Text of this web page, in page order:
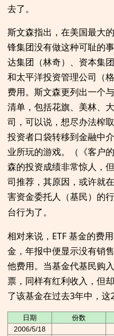
去了。
斯文森指出，在美国最大
锋集团没有做这种可耻的
达集团（林奇）、资本集
和太平洋投资管理公司（
费用。斯文森更列出一个
清单，包括花旗、美林、
司，可以说，想尽办法榨
投资者口袋转移到金融中
业所玩的游戏。（《客户
森的投资成绩非常惊人，
司推荐，其原因，或许就
害资金委托人（基民）的
台行为了。
相对来说，ETF 基金的费
金，年报中便显示没有销
他费用。当基金代基民购
票，同样有红利收入，但
了该基金在过去3年中，这
日期 份数
2006/5/18